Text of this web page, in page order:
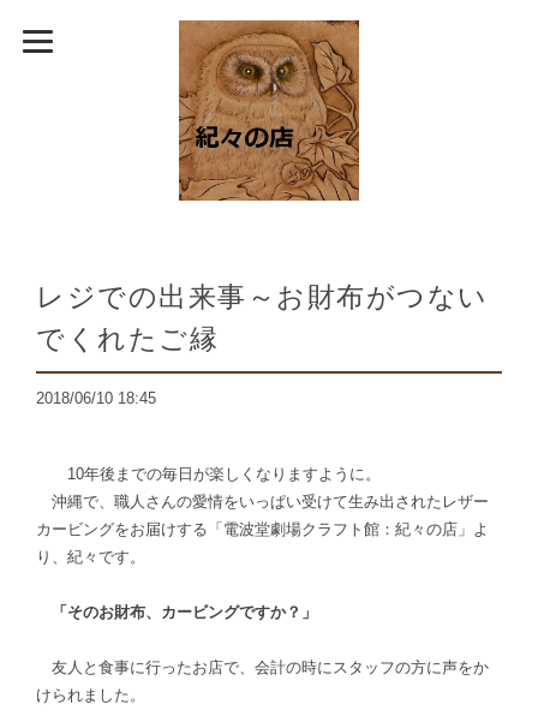
レジでの出来事～お財布がつない
でくれたご縁
2018/06/10 18:45
10年後までの毎日が楽しくなりますように。
沖縄で、職人さんの愛情をいっぱい受けて生み出されたレザー
カービングをお届けする「電波堂劇場クラフト館：紀々の店」よ
り、紀々です。
「そのお財布、カービングですか？」
友人と食事に行ったお店で、会計の時にスタッフの方に声をか
けられました。